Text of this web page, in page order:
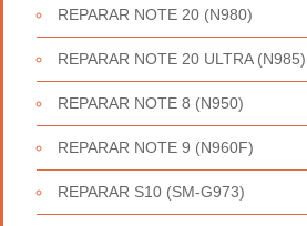
REPARAR NOTE 20 (N980)
REPARAR NOTE 20 ULTRA (N985)
REPARAR NOTE 8 (N950)
REPARAR NOTE 9 (N960F)
REPARAR S10 (SM-G973)